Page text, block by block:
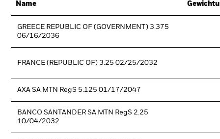
Name
GREECE REPUBLIC OF (GOVERNMENT) 3.375
06/16/2036
FRANCE (REPUBLIC OF) 3.25 02/25/2032
AXA SA MTN RegS 5.125 01/17/2047
BANCO SANTANDER SA MTN RegS 2.25
10/04/2032